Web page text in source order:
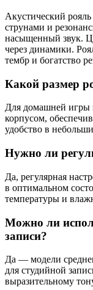
Акустический
струнами и
насыщенный звук.
через динамики.
тембр и богатство
Какой размер
Для домашней игры
корпусом,
удобство в
Нужно ли
Да, регулярная
в оптимальном
температуры и
Можно ли
записи?
Да — модели
для студийной
выразительному